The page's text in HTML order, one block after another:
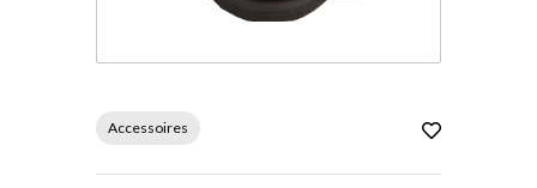
Accessoires